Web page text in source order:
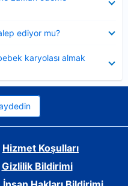
ediyor mu?
karyolası almak
Hizmet Koşulları
Gizlilik Bildirimi